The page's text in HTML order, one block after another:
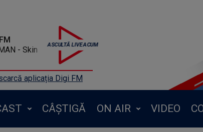
- Skin
aplicația Digi FM
CÂȘTIGĂ ON AIR VIDEO